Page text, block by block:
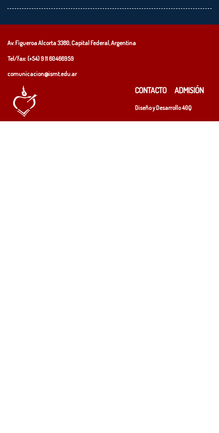
Av. Figueroa Alcorta 3380, Capital Federal, Argentina
Tel/fax: (+54)9 11 60466959
comunicacion@ismt.edu.ar
CONTACTO ADMISIÓN
Diseño y Desarrollo40Q